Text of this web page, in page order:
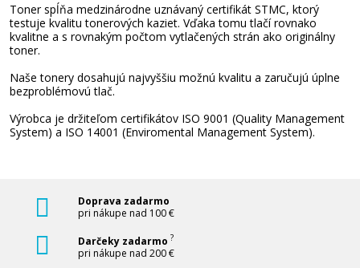
Originálny toner
Toner spĺňa medzinárodne uznávaný certifikát STMC, ktorý
testuje kvalitu tonerových kaziet. Vďaka tomu tlačí rovnako
kvalitne a s rovnakým počtom vytlačených strán ako originálny
toner.
Naše tonery dosahujú najvyššiu možnú kvalitu a zaručujú úplne
bezproblémovú tlač.
Výrobca je držiteľom certifikátov ISO 9001 (Quality Management
System) a ISO 14001 (Enviromental Management System).
Doprava zadarmo
pri nákupe nad 100 €
Darčeky zadarmo ?
pri nákupe nad 200 €